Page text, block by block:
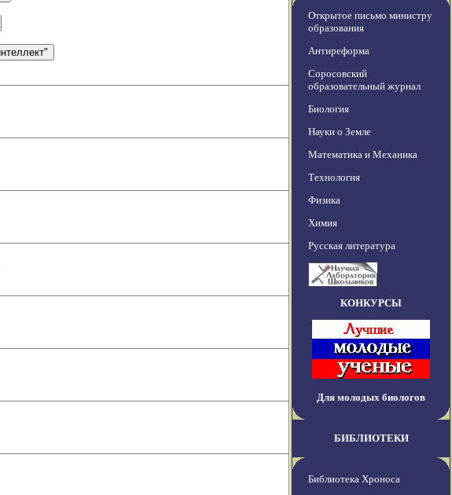
Открытое письмо министру
образования
Антиреформа
Соросовский
образовательный журнал
Биология
Науки о Земле
Математика и Механика
Технология
Физика
Химия
Русская литература
КОНКУРСЫ
Для молодых биологов
БИБЛИОТЕКИ
Библиотека Хроноса